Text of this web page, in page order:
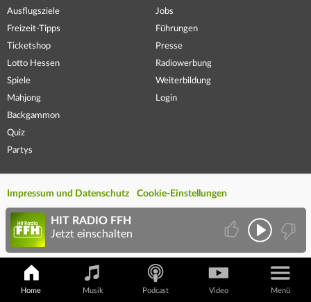
Ausflugsziele
Freizeit-Tipps
Ticketshop
Lotto Hessen
Spiele
Mahjong
Backgammon
Quiz
Partys
Jobs
Führungen
Presse
Radiowerbung
Weiterbildung
Login
Impressum und Datenschutz Cookie-Einstellungen
Home Musik Podcast Video Menü
HIT RADIO FFH
Jetzt einschalten